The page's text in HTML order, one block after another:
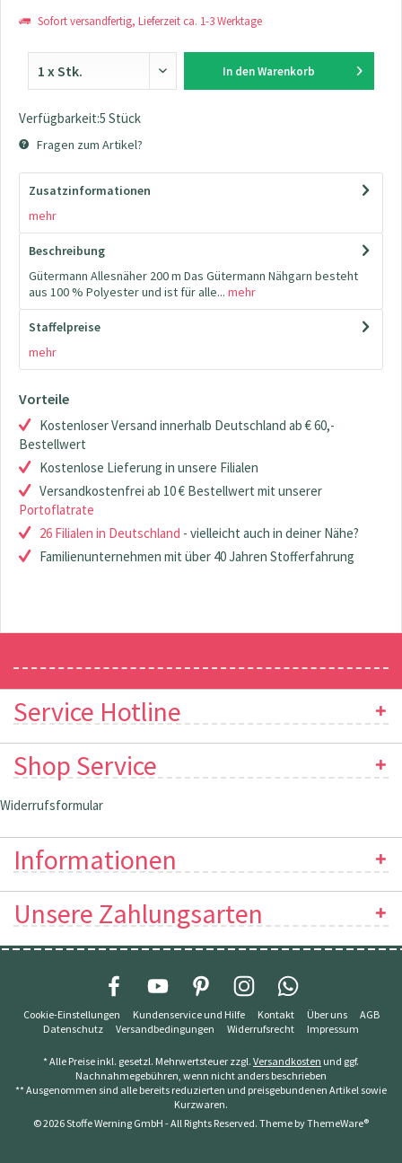
Sofort versandfertig, Lieferzeit ca. 1-3 Werktage
In den Warenkorb
Verfügbarkeit:5 Stück
Fragen zum Artikel?
Zusatzinformationen
mehr
Beschreibung
Gütermann Allesnäher 200 m Das Gütermann Nähgarn besteht
aus 100 % Polyester und ist für alle... mehr
Staffelpreise
mehr
Vorteile
Kostenloser Versand innerhalb Deutschland ab € 60,-
Bestellwert
Kostenlose Lieferung in unsere Filialen
Versandkostenfrei ab 10 € Bestellwert mit unserer
Portoflatrate
26 Filialen in Deutschland - vielleicht auch in deiner Nähe?
Familienunternehmen mit über 40 Jahren Stofferfahrung
Service Hotline
Shop Service
Widerrufsformular
Informationen
Unsere Zahlungsarten
Cookie-Einstellungen Kundenservice und Hilfe Kontakt Über uns
AGB
Datenschutz
Versandbedingungen Widerrufsrecht Impressum
* Alle Preise inkl. gesetzl. Mehrwertsteuer zzgl. Versandkosten und ggf.
Nachnahmegebühren, wenn nicht anders beschrieben
** Ausgenommen sind alle bereits reduzierten und preisgebundenen Artikel sowie
Kurzwaren.
© 2026 Stoffe Werning GmbH - All Rights Reserved. Theme byThemeWare®